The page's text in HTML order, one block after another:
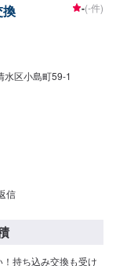
換 -(-件)
水区小島町59-1
信
持ち込み交換も受け